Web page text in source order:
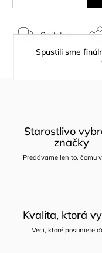
Spustili sme
Opýtať sa
Starostlivo
značky
Predávame len to, čomu
Kvalita, ktorá
Veci, ktoré posuniete